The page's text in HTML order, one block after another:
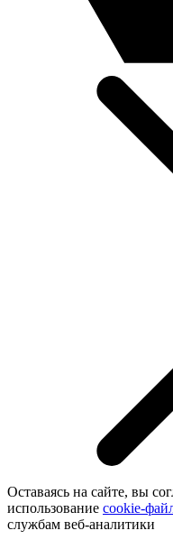
Оставаясь на сайте, вы
использование cookie-
службам веб-аналитики